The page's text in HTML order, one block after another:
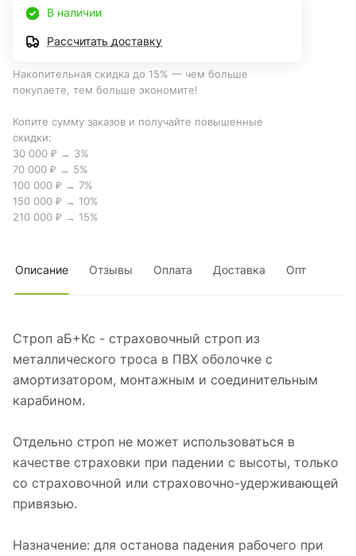
В наличии
Рассчитать доставку
Накопительная скидка до 15% — чем больше
покупаете, тем больше экономите!
Копите сумму заказов и получайте повышенные
скидки:
30 000 ₽ → 3%
70 000 ₽ → 5%
100 000 ₽ → 7%
150 000 ₽ → 10%
210 000 ₽ → 15%
Описание Отзывы Оплата Доставка Опт
Строп аБ+Кс - страховочный строп из
металлического троса в ПВХ оболочке с
амортизатором, монтажным и соединительным
карабином.
Отдельно строп не может использоваться в
качестве страховки при падении с высоты, только
со страховочной или страховочно-удерживающей
привязью.
Назначение: для останова падения рабочего при